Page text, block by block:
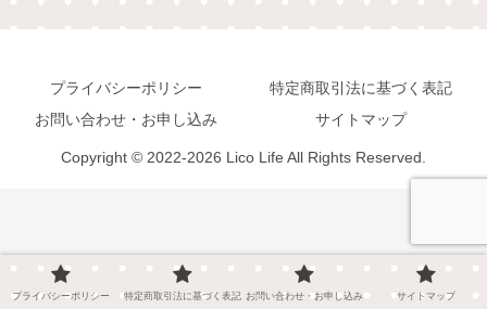
プライバシーポリシー
特定商取引法に基づく表記
お問い合わせ・お申し込み
サイトマップ
Copyright © 2022-2026 Lico Life All Rights Reserved.
プライバシーポリシー 特定商取引法に基づく表記 お問い合わせ・お申し込み サイトマップ